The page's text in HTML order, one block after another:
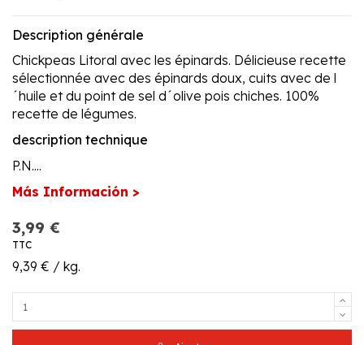
Description générale
Chickpeas Litoral avec les épinards. Délicieuse recette
sélectionnée avec des épinards doux, cuits avec de l
´huile et du point de sel d´olive pois chiches. 100%
recette de légumes.
description technique
P.N....
Más Información >
3,99 €
TTC
9,39 € / kg.